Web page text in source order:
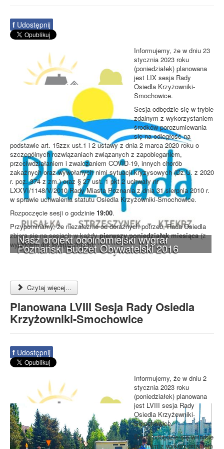
Nasz projekt ogólnomiejski wygrał
Poznański Budżet Obywatelski 2016
f Udostępnij
Informujemy, że w dniu 23
stycznia 2023 roku
(poniedziałek) planowana
jest LIX sesja Rady
Osiedla Krzyżowniki-
Smochowice.
Sesja odbędzie się w trybie
zdalnym z wykorzystaniem
środków porozumiewania
się na odległość na
podstawie art. 15zzx ust.1 i 2 ustawy z dnia 2 marca 2020 roku o
szczególnych rozwiązaniach związanych z zapobieganiem,
przeciwdziałaniem i zwalczaniem COVID-19, innych chorób
zakaźnych oraz wywołanych nimi sytuacji kryzysowych (Dz.U. z 2020
r. poz. 374 z zm.) oraz § 27 ust. 1 pkt 2 uchwały nr
LXXVI/1148/V/2010 Rady Miasta Poznania z dnia 31 sierpnia 2010 r.
w sprawie uchwalenia statutu Osiedla Krzyżowniki-Smochowice.
Rozpoczęcie sesji o godzinie 19:00.
Przypominamy, że niezależnie od doraźnych potrzeb, Rada Osiedla
zbiera się na sesjach w każdypierwszy poniedziałek miesiąca(z
wyjątkiem dni świątecznych).
Czytaj więcej...
Planowana LVIII Sesja Rady Osiedla
Krzyżowniki-Smochowice
f Udostępnij
Informujemy, że w dniu 2
stycznia 2023 roku
(poniedziałek) planowana
jest LVIII sesja Rady
Osiedla Krzyżowniki-
Smochowice.
Sesja odbędzie się w trybie
zdalnym z wykorzystaniem